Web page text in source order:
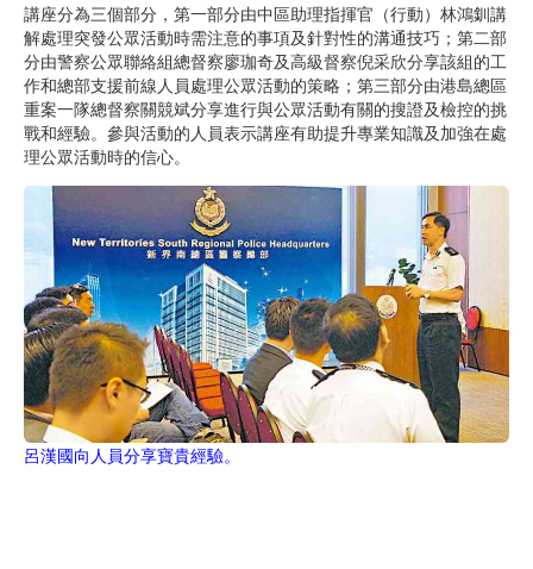
講座分為三個部分，第一部分由中區助理指揮官（行動）林鴻釧講
解處理突發公眾活動時需注意的事項及針對性的溝通技巧；第二部
分由警察公眾聯絡組總督察廖珈奇及高級督察倪采欣分享該組的工
作和總部支援前線人員處理公眾活動的策略；第三部分由港島總區
重案一隊總督察關競斌分享進行與公眾活動有關的搜證及檢控的挑
戰和經驗。參與活動的人員表示講座有助提升專業知識及加強在處
理公眾活動時的信心。
呂漢國向人員分享寶貴經驗。